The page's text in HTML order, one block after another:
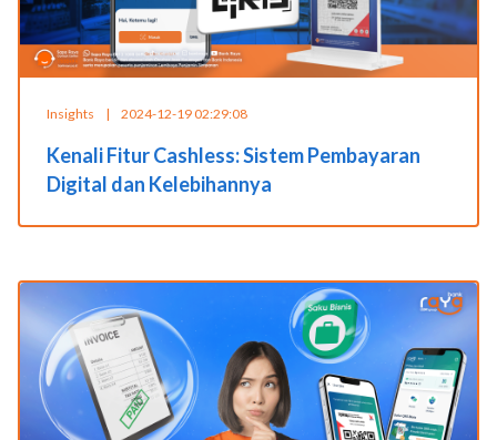
Insights | 2024-12-19 02:29:08
Kenali Fitur Cashless: Sistem Pembayaran
Digital dan Kelebihannya